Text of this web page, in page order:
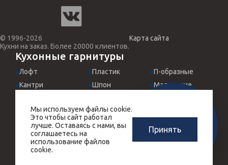
© 1996-2026
Кухни на заказ. Более 20000 клиентов.
Карта сайта
Кухонные гарнитуры
Лофт
Кантри
Хай-Тек
Прованс
Массив дерева
Пластик
Шпон
Италия
Угловые
Прямые
П-образные
Маленькие
ДИЗАЙНЕР
БЕСПЛАТНО
РАСЧЕТ КУХНИ
ЗА 10 МИНУТ
Мы используем файлы cookie.
Это чтобы сайт работал
лучше. Оставаясь с нами, вы
соглашаетесь на
использование файлов
cookie.
Принять